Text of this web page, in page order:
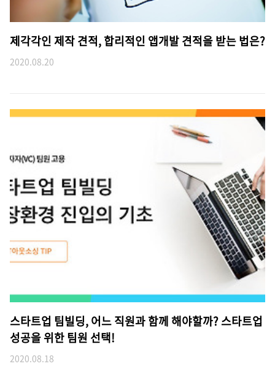
제각각인 제작 견적, 합리적인 앱개발 견적을 받는 법은?
2020.08.20
스타트업 팀빌딩, 어느 직원과 함께 해야할까? 스타트업
성공을 위한 팀원 선택!
2020.08.18